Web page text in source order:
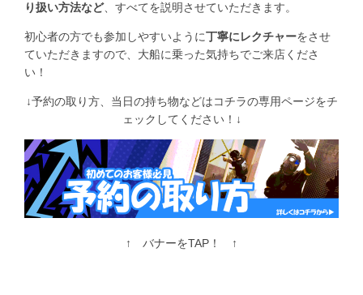
り扱い方法など、すべてを説明させていただきます。
初心者の方でも参加しやすいように丁寧にレクチャーをさせ
ていただきますので、大船に乗った気持ちでご来店くださ
い！
↓予約の取り方、当日の持ち物などはコチラの専用ページをチ
ェックしてください！↓
↑ バナーをTAP！ ↑